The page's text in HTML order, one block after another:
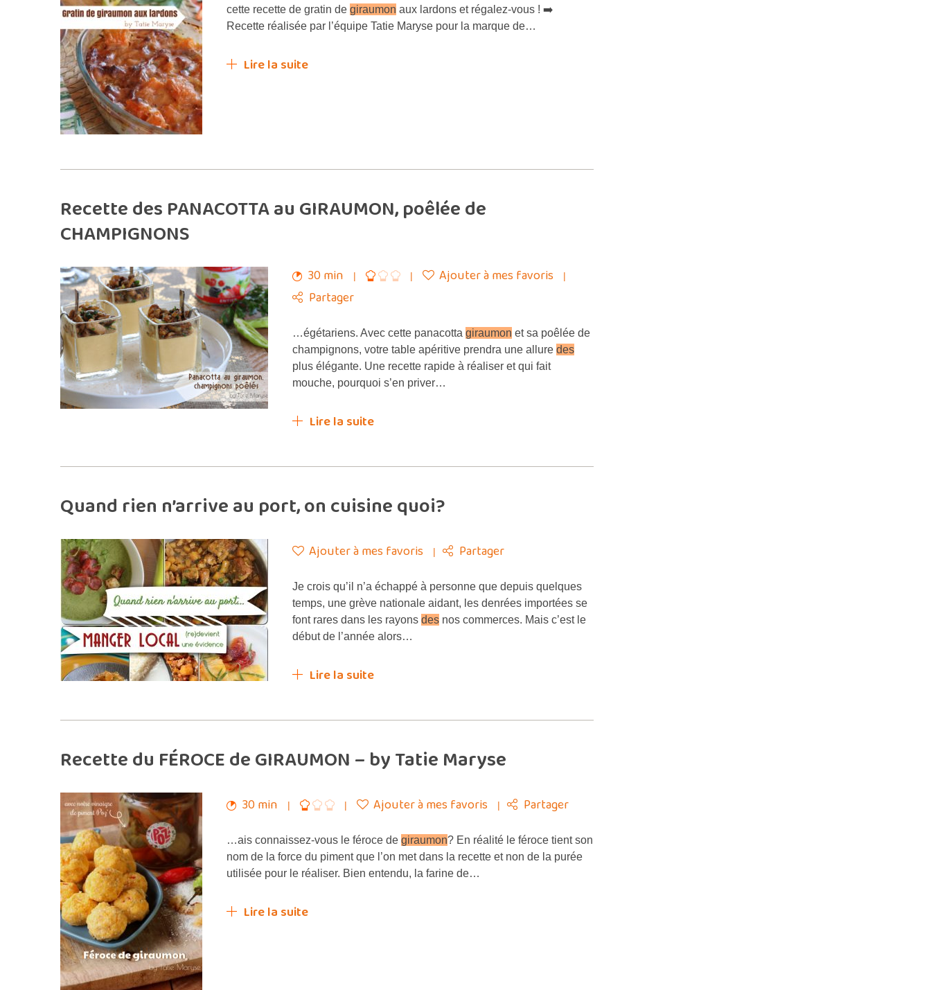
cette recette de gratin de giraumon aux lardons et régalez-vous ! ➡️
Recette réalisée par l’équipe Tatie Maryse pour la marque de…
Lire la suite
Recette des PANACOTTA au GIRAUMON, poêlée de
CHAMPIGNONS
30 min
Ajouter à mes favoris
Partager
…égétariens. Avec cette panacotta giraumon et sa poêlée de
champignons, votre table apéritive prendra une allure des
plus élégante. Une recette rapide à réaliser et qui fait
mouche, pourquoi s’en priver…
Lire la suite
Quand rien n’arrive au port, on cuisine quoi?
Ajouter à mes favoris Partager
Je crois qu’il n’a échappé à personne que depuis quelques
temps, une grève nationale aidant, les denrées importées se
font rares dans les rayons des nos commerces. Mais c’est le
début de l’année alors…
Lire la suite
Recette du FÉROCE de GIRAUMON – by Tatie Maryse
30 min Ajouter à mes favoris Partager
…ais connaissez-vous le féroce de giraumon? En réalité le féroce tient son
nom de la force du piment que l’on met dans la recette et non de la purée
utilisée pour le réaliser. Bien entendu, la farine de…
Lire la suite